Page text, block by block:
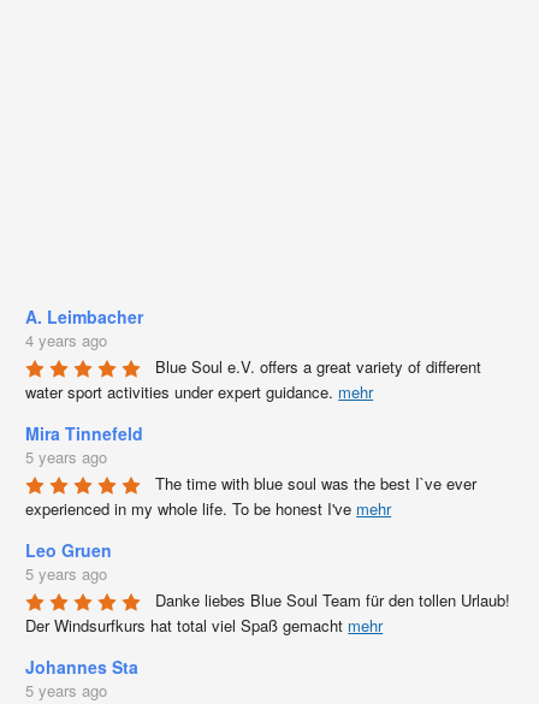
A. Leimbacher
4 years ago
Blue Soul e.V. offers a great variety of different
water sport activities under expert guidance. mehr
Mira Tinnefeld
5 years ago
The time with blue soul was the best I`ve ever
experienced in my whole life. To be honest I've mehr
Leo Gruen
5 years ago
Danke liebes Blue Soul Team für den tollen Urlaub!
Der Windsurfkurs hat total viel Spaß gemacht mehr
Johannes Sta
5 years ago